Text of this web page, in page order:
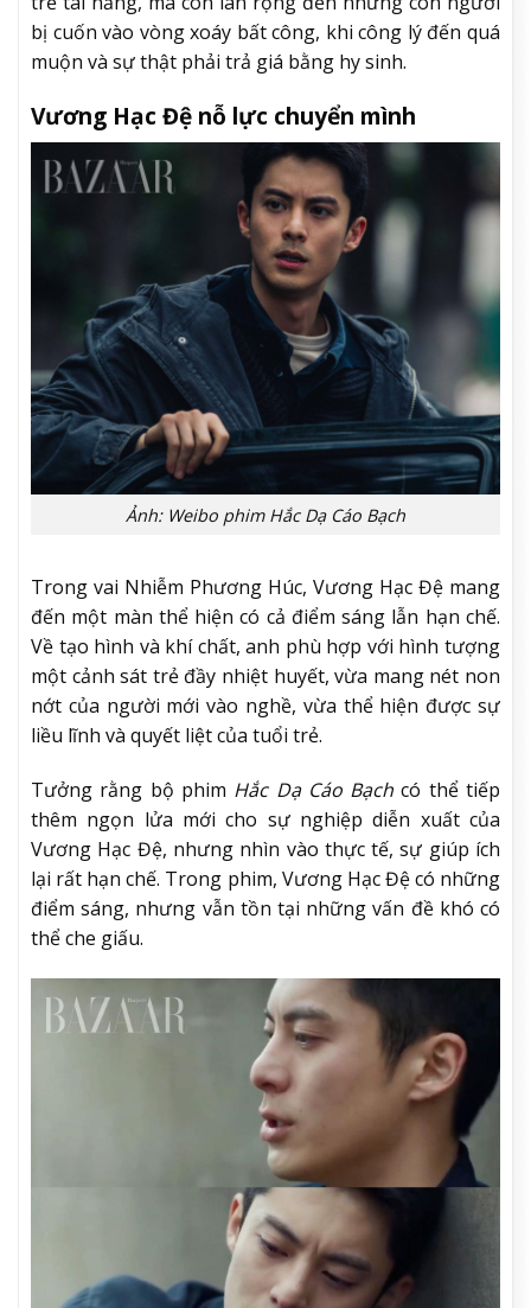
bị cuốn vào vòng xoáy bất công, khi công lý đến quá
muộn và sự thật phải trả giá bằng hy sinh.
Vương Hạc Đệ nỗ lực chuyển mình
Ảnh: Weibo phim Hắc Dạ Cáo Bạch
Trong vai Nhiễm Phương Húc, Vương Hạc Đệ mang
đến một màn thể hiện có cả điểm sáng lẫn hạn chế.
Về tạo hình và khí chất, anh phù hợp với hình tượng
một cảnh sát trẻ đầy nhiệt huyết, vừa mang nét non
nớt của người mới vào nghề, vừa thể hiện được sự
liều lĩnh và quyết liệt của tuổi trẻ.
Tưởng rằng bộ phim Hắc Dạ Cáo Bạch có thể tiếp
thêm ngọn lửa mới cho sự nghiệp diễn xuất của
Vương Hạc Đệ, nhưng nhìn vào thực tế, sự giúp ích
lại rất hạn chế. Trong phim, Vương Hạc Đệ có những
điểm sáng, nhưng vẫn tồn tại những vấn đề khó có
thể che giấu.